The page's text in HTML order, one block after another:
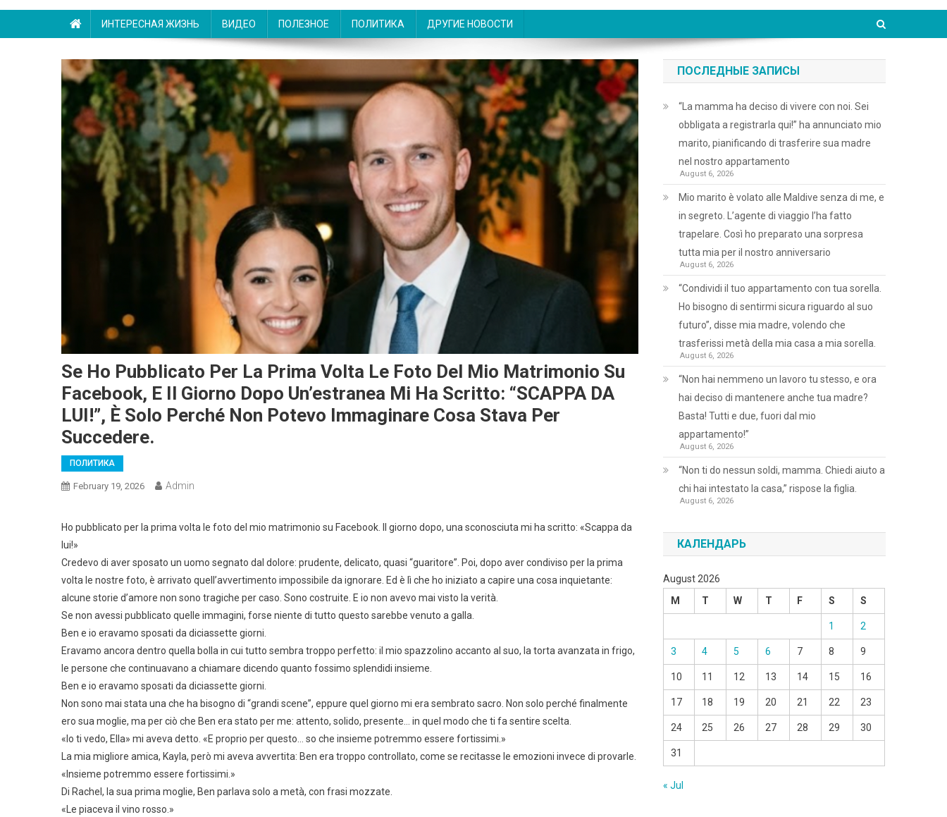
ИНТЕРЕСНАЯ ЖИЗНЬ ВИДЕО ПОЛЕЗНОЕ ПОЛИТИКА ДРУГИЕ НОВОСТИ
Se Ho Pubblicato Per La Prima Volta Le Foto Del Mio Matrimonio Su
Facebook, E Il Giorno Dopo Un’estranea Mi Ha Scritto: “SCAPPA DA
LUI!”, È Solo Perché Non Potevo Immaginare Cosa Stava Per
Succedere.
ПОЛИТИКА
February 19, 2026 Admin
Ho pubblicato per la prima volta le foto del mio matrimonio su Facebook. Il giorno dopo, una sconosciuta mi ha scritto: «Scappa da
lui!»
Credevo di aver sposato un uomo segnato dal dolore: prudente, delicato, quasi “guaritore”. Poi, dopo aver condiviso per la prima
volta le nostre foto, è arrivato quell’avvertimento impossibile da ignorare. Ed è lì che ho iniziato a capire una cosa inquietante:
alcune storie d’amore non sono tragiche per caso. Sono costruite. E io non avevo mai visto la verità.
Se non avessi pubblicato quelle immagini, forse niente di tutto questo sarebbe venuto a galla.
Ben e io eravamo sposati da diciassette giorni.
Eravamo ancora dentro quella bolla in cui tutto sembra troppo perfetto: il mio spazzolino accanto al suo, la torta avanzata in frigo,
le persone che continuavano a chiamare dicendo quanto fossimo splendidi insieme.
Ben e io eravamo sposati da diciassette giorni.
Non sono mai stata una che ha bisogno di “grandi scene”, eppure quel giorno mi era sembrato sacro. Non solo perché finalmente
ero sua moglie, ma per ciò che Ben era stato per me: attento, solido, presente… in quel modo che ti fa sentire scelta.
«Io ti vedo, Ella» mi aveva detto. «E proprio per questo… so che insieme potremmo essere fortissimi.»
La mia migliore amica, Kayla, però mi aveva avvertita: Ben era troppo controllato, come se recitasse le emozioni invece di provarle.
«Insieme potremmo essere fortissimi.»
Di Rachel, la sua prima moglie, Ben parlava solo a metà, con frasi mozzate.
«Le piaceva il vino rosso.»
ПОСЛЕДНЫЕ ЗАПИСЫ
“La mamma ha deciso di vivere con noi. Sei
obbligata a registrarla qui!” ha annunciato mio
marito, pianificando di trasferire sua madre
nel nostro appartamento
August 6, 2026
Mio marito è volato alle Maldive senza di me, e
in segreto. L’agente di viaggio l’ha fatto
trapelare. Così ho preparato una sorpresa
tutta mia per il nostro anniversario
August 6, 2026
“Condividi il tuo appartamento con tua sorella.
Ho bisogno di sentirmi sicura riguardo al suo
futuro”, disse mia madre, volendo che
trasferissi metà della mia casa a mia sorella.
August 6, 2026
“Non hai nemmeno un lavoro tu stesso, e ora
hai deciso di mantenere anche tua madre?
Basta! Tutti e due, fuori dal mio
appartamento!”
August 6, 2026
“Non ti do nessun soldi, mamma. Chiedi aiuto a
chi hai intestato la casa,” rispose la figlia.
August 6, 2026
КАЛЕНДАРЬ
August 2026
M
T W T F S S
1 2
3 4 5 6 7 8 9
10 11 12 13 14 15 16
17 18 19 20 21 22 23
24 25 26 27 28 29 30
31
« Jul